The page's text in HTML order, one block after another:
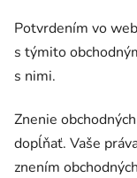
Potvrdením vo
s týmito
s nimi.
Znenie
dopĺňať. Vaše
znením